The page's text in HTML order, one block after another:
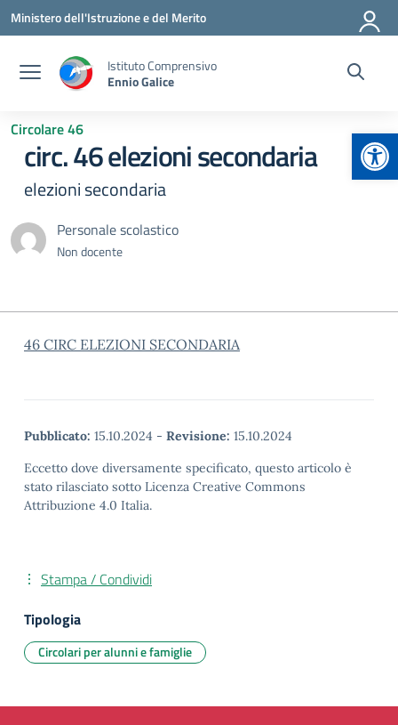
Vai ai contenuti
Vai al menu di navigazione
Vai al footer
Ministero dell'Istruzione e del Merito
Istituto Comprensivo
Ennio Galice
Circolare 46
circ. 46 elezioni secondaria
elezioni secondaria
Personale scolastico
Non docente
46 CIRC ELEZIONI SECONDARIA
Pubblicato: 15.10.2024 - Revisione: 15.10.2024
Eccetto dove diversamente specificato, questo articolo è
stato rilasciato sotto Licenza Creative Commons
Attribuzione 4.0 Italia.
Stampa / Condividi
Tipologia
Circolari per alunni e famiglie